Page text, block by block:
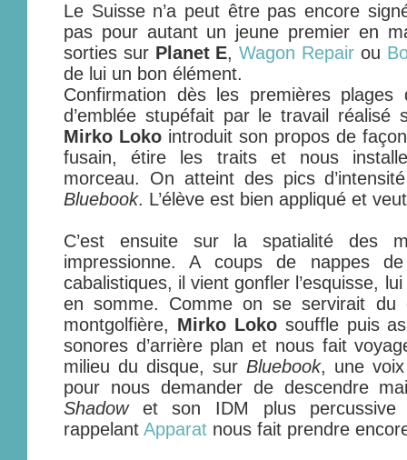
Le Suisse n’a peut être pas encore
pas pour autant un jeune premier en
sorties sur Planet E,Wagon Repair ou
de lui un bon élément.
Confirmation dès les premières
d’emblée stupéfait par le travail réalisé
Mirko Loko introduit son propos de
fusain, étire les traits et nous
morceau. On atteint des pics
Bluebook. L’élève est bien appliqué et
C’est ensuite sur la spatialité des
impressionne. A coups de nappes
cabalistiques, il vient gonfler l’esquisse,
en somme. Comme on se servirait
montgolfière, Mirko Lokosouffle puis
sonores d’arrière plan et nous fait
milieu du disque, sur Bluebook, une
pour nous demander de descendre
Shadowet son IDM plus percussive
rappelant Apparat nous fait prendre